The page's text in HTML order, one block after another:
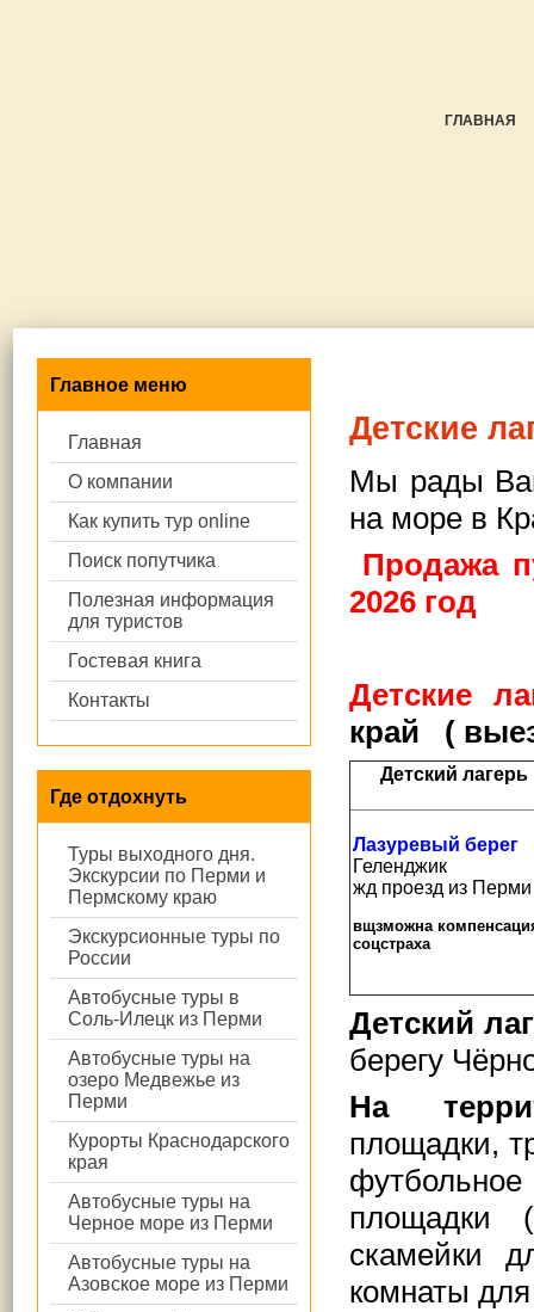
ГЛАВНАЯ
Главное меню
Главная
О компании
Как купить тур online
Поиск попутчика
Полезная информация
для туристов
Гостевая книга
Контакты
Где отдохнуть
Туры выходного дня.
Экскурсии по Перми и
Пермскому краю
Экскурсионные туры по
России
Автобусные туры в
Соль-Илецк из Перми
Автобусные туры на
озеро Медвежье из
Перми
Курорты Краснодарского
края
Автобусные туры на
Черное море из Перми
Автобусные туры на
Азовское море из Перми
Детские
Мы рады
на море в
Продажа
2026 год
Детские
край (
Детский
Лазуревый берег
Геленджик
жд проезд из Перми
вщзможна
соцстраха
Детский
берегу
На
площадки,
площадки
скамейки
комнаты